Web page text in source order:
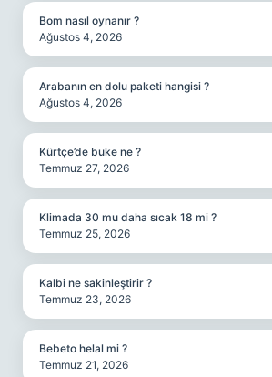
Bom nasıl oynanır ?
Ağustos 4, 2026
Arabanın en dolu paketi hangisi ?
Ağustos 4, 2026
Kürtçe’de buke ne ?
Temmuz 27, 2026
Klimada 30 mu daha sıcak 18 mi ?
Temmuz 25, 2026
Kalbi ne sakinleştirir ?
Temmuz 23, 2026
Bebeto helal mi ?
Temmuz 21, 2026